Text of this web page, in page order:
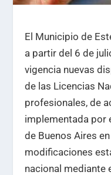
El Municipio de
a partir del 6 de
vigencia nuevas
de las Licencias
profesionales, de
implementada por
de Buenos Aires
modificaciones
nacional mediante